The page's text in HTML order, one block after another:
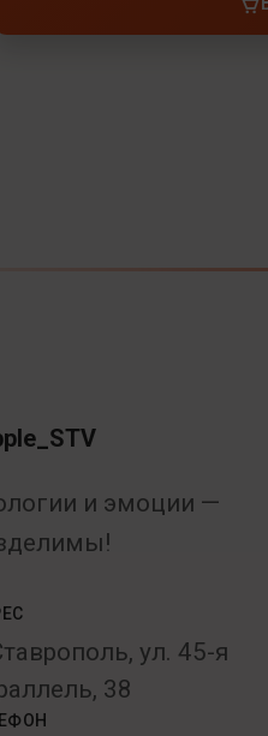
и эмоции —
ул. 45-я
38